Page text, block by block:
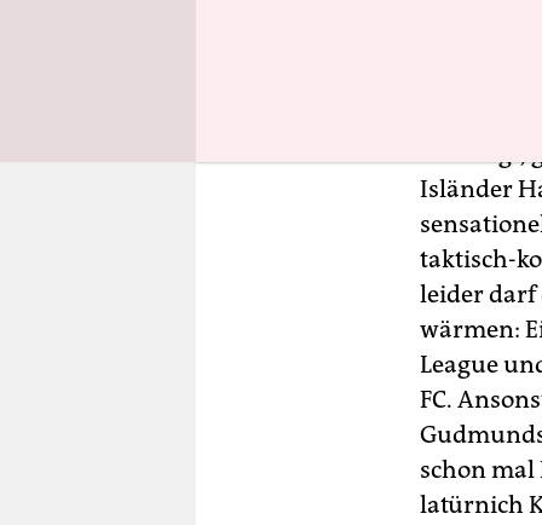
Acht von
Isländer
taktisch-
leider darf
wärmen:
League
FC.
schon mal
latürnich